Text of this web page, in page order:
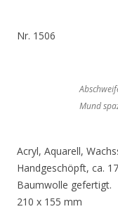
Nr. 1506
Mund
Acryl, Aquarell,
Handgeschöpft, ca.
Baumwolle gefertigt.
210 x 155 mm